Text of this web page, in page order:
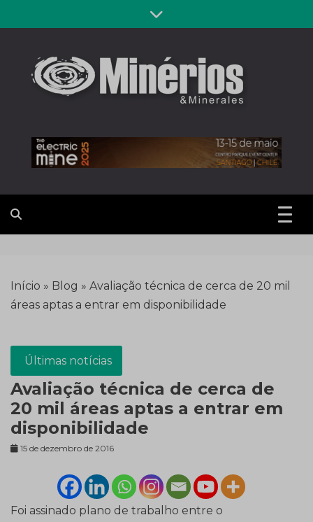
to
Revista
Minérios &
Minerales
Início » Blog » Avaliação técnica de cerca de 20 mil
áreas aptas a entrar em disponibilidade
Últimas notícias
Avaliação técnica de cerca de
20 mil áreas aptas a entrar em
disponibilidade
15 de dezembro de 2016
Foi assinado plano de trabalho entre o